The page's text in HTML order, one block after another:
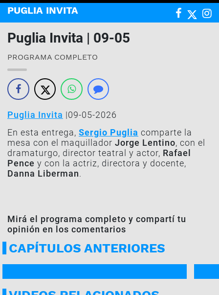
PUGLIA INVITA
Puglia Invita | 09-05
PROGRAMA COMPLETO
Puglia Invita |09-05-2026
En esta entrega, Sergio Puglia comparte la
mesa con el maquillador Jorge Lentino, con el
dramaturgo, director teatral y actor, Rafael
Pence y con la actriz, directora y docente,
Danna Liberman.
Mirá el programa completo y compartí tu
opinión en los comentarios
CAPÍTULOS ANTERIORES
PROGRAMA COMPLETO